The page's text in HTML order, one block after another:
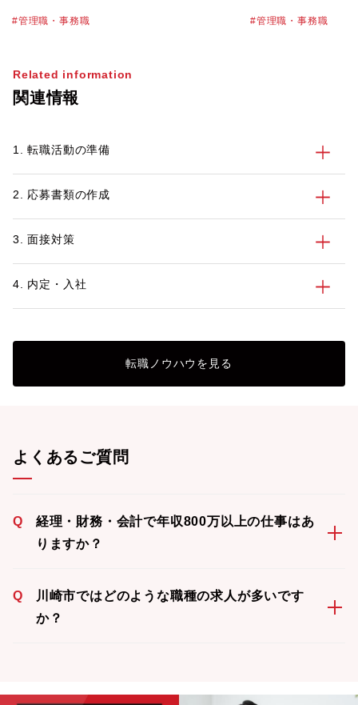
す。これから資格を取得し公認会計士とし
ている転職先や未経験からの転職が可能な
のかといったことを解説します。
管理職・事務職
ャリアアップ・年
のやりがいが大き
す。財務のキャリ
がある方は、お気
管理職・事務職
Related information
関連情報
1. 転職活動の準備
2. 応募書類の作成
3. 面接対策
4. 内定・入社
転職ノウハウを見る
よくあるご質問
Q
経理・財務・会計で年収800万以上の仕事はあ
りますか？
Q
川崎市ではどのような職種の求人が多いです
か？